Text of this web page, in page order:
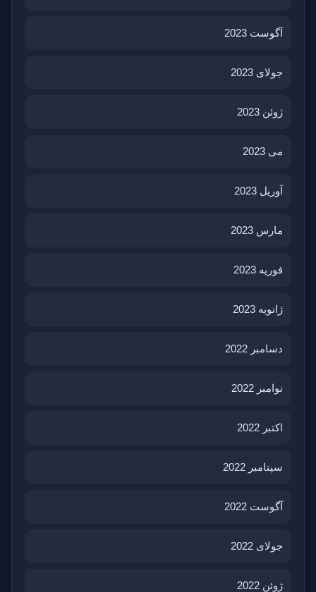
آگوست 2023
جولای 2023
ژوئن 2023
می 2023
آوریل 2023
مارس 2023
فوریه 2023
ژانویه 2023
دسامبر 2022
نوامبر 2022
اکتبر 2022
سپتامبر 2022
آگوست 2022
جولای 2022
ژوئن 2022